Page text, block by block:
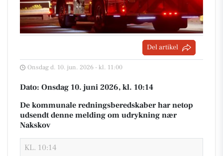
Del artikel
Onsdag d. 10. jun. 2026 - kl. 11:00
Dato: Onsdag 10. juni 2026, kl. 10:14
De kommunale redningsberedskaber har netop
udsendt denne melding om udrykning nær
Nakskov
KL. 10:14